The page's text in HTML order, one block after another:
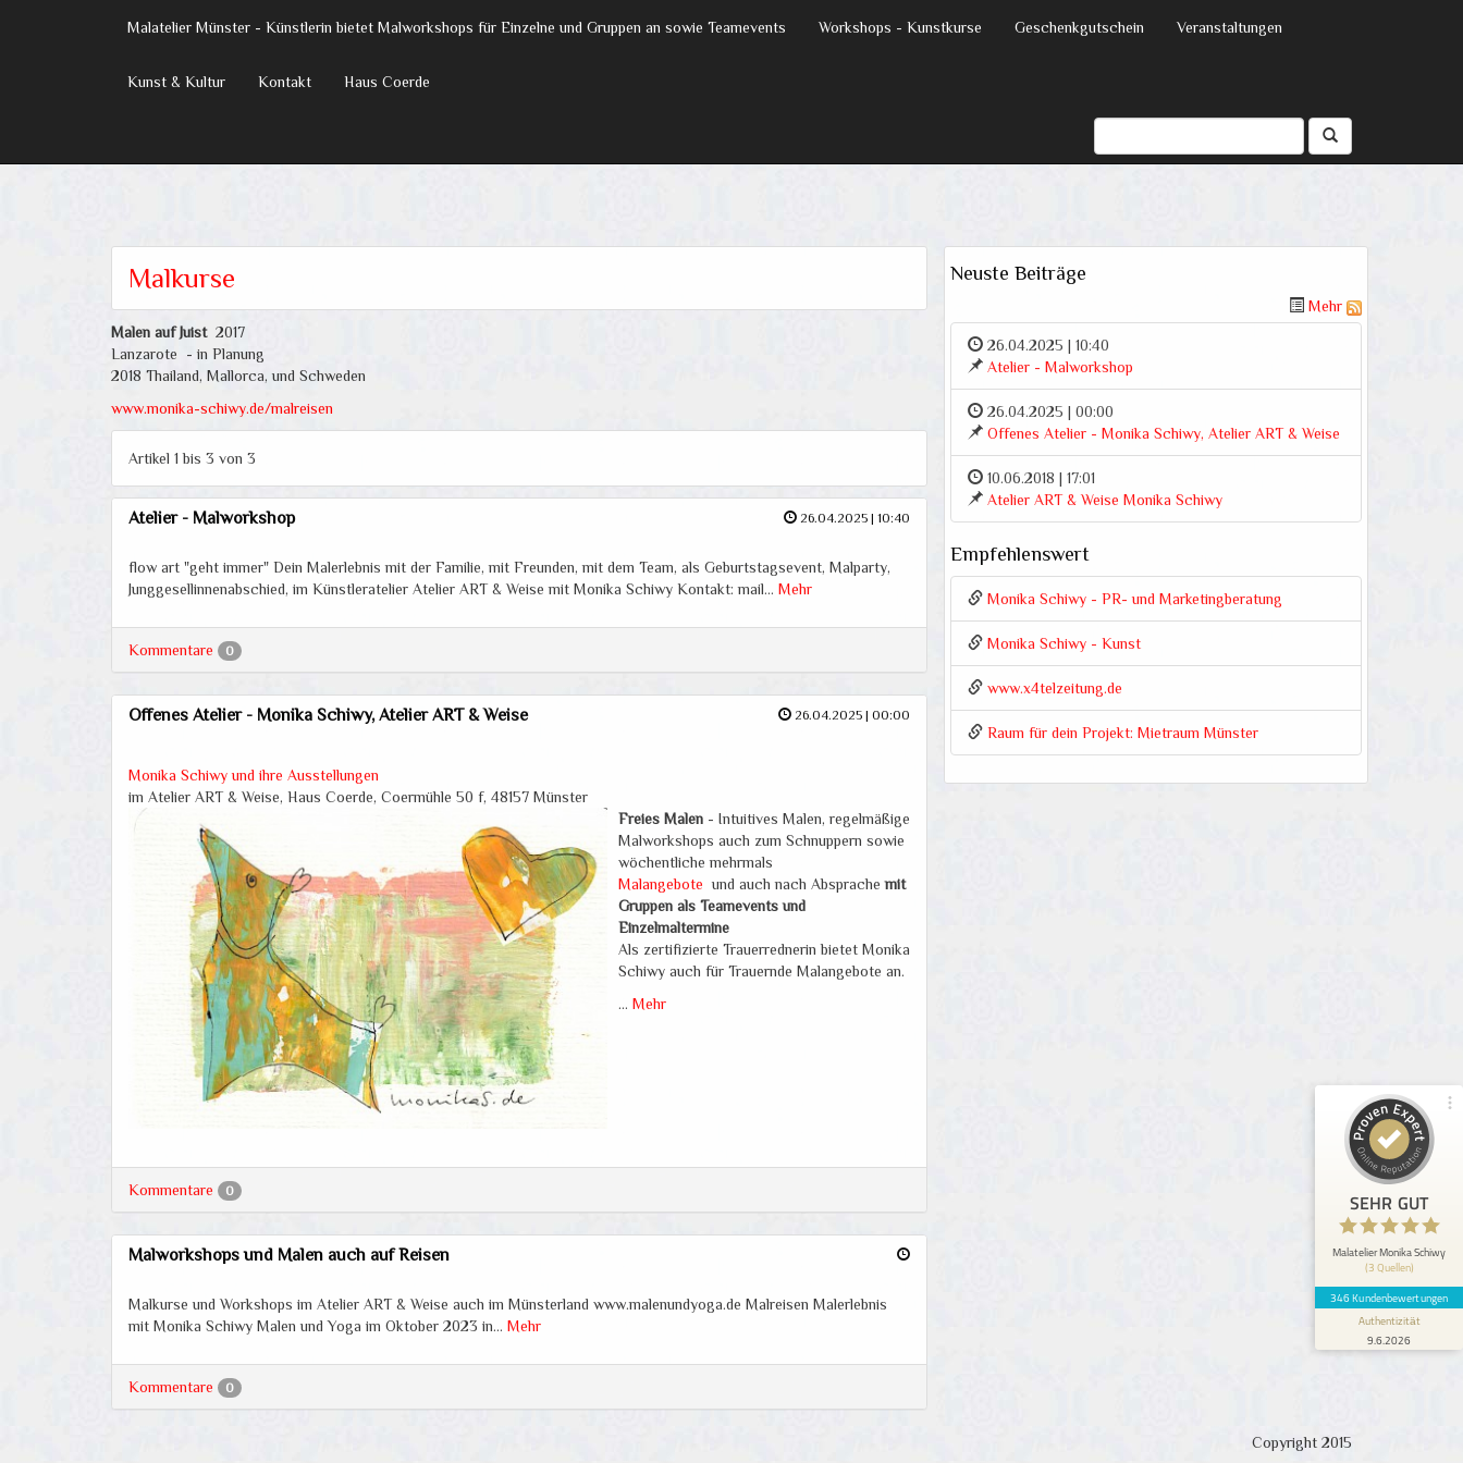
Malatelier Münster - Künstlerin bietet Malworkshops für Einzelne und Gruppen an sowie Teamevents Workshops - Kunstkurse Geschenkgutschein Veranstaltungen
Kunst & Kultur Kontakt Haus Coerde
Malkurse
Malen auf Juist2017
Lanzarote - in Planung
2018 Thailand, Mallorca, und Schweden
www.monika-schiwy.de/malreisen
Artikel 1 bis 3 von 3
26.04.2025 | 10:40
Atelier - Malworkshop
flow art "geht immer" Dein Malerlebnis mit der Familie, mit Freunden, mit dem Team, als Geburtstagsevent, Malparty,
Junggesellinnenabschied, im Künstleratelier Atelier ART & Weise mit Monika Schiwy Kontakt: mail… Mehr
Kommentare 0
26.04.2025 | 00:00
Offenes Atelier - Monika Schiwy, Atelier ART & Weise
Monika Schiwy und ihre Ausstellungen
im Atelier ART & Weise, Haus Coerde, Coermühle 50 f, 48157 Münster
Freies Malen - Intuitives Malen, regelmäßige
Malworkshops auch zum Schnuppern sowie
wöchentliche mehrmals
Malangebote und auch nach Absprachemit
Gruppen als Teamevents und
Einzelmaltermine
Als zertifizierte Trauerrednerin bietet Monika
Schiwy auch für Trauernde Malangebote an.
… Mehr
Kommentare 0
Malworkshops und Malen auch auf Reisen
Malkurse und Workshops im Atelier ART & Weise auch im Münsterland www.malenundyoga.de Malreisen Malerlebnis
mit Monika Schiwy Malen und Yoga im Oktober 2023 in… Mehr
Kommentare 0
Neuste Beiträge
Mehr
26.04.2025 | 10:40
Atelier - Malworkshop
26.04.2025 | 00:00
Offenes Atelier - Monika Schiwy, Atelier ART & Weise
10.06.2018 | 17:01
Atelier ART & Weise Monika Schiwy
Empfehlenswert
Monika Schiwy - PR- und Marketingberatung
Monika Schiwy - Kunst
www.x4telzeitung.de
Raum für dein Projekt: Mietraum Münster
Copyright 2015
SEHR GUT
Malatelier Monika Schiwy
(3 Quellen)
346 Kundenbewertungen
Authentizität
9.6.2026
219
Bewertungen auf
ProvenExpert.com
Blick aufs ProvenExpert-Profil werfen
Anonym
5
Wir haben einen wunderschönen Teamtag bei
Moni gehabt! Viel gelacht - waren sehr
kreativ und fürs leibliche ...